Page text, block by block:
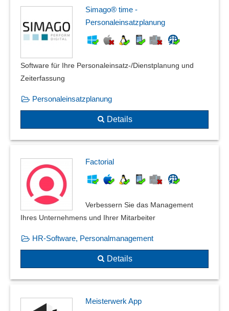
Simago® time -
Personaleinsatzplanung
Software für Ihre Personaleinsatz-/Dienstplanung und
Zeiterfassung
Personaleinsatzplanung
Details
Factorial
Verbessern Sie das Management
Ihres Unternehmens und Ihrer Mitarbeiter
HR-Software, Personalmanagement
Details
Meisterwerk App